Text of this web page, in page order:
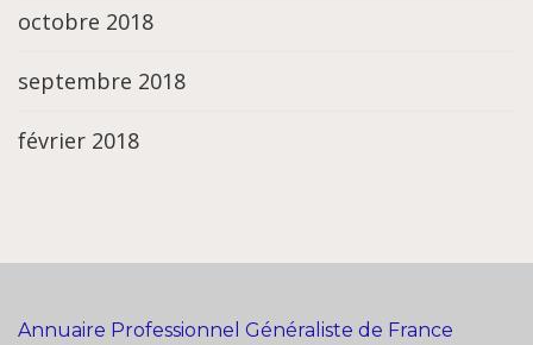
octobre 2018
septembre 2018
février 2018
Annuaire Professionnel Généraliste de France